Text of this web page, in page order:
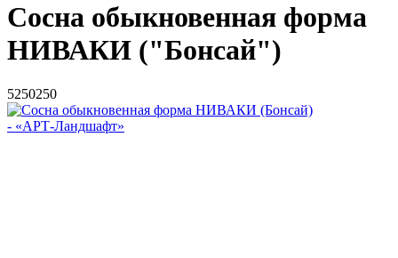
Сосна обыкновенная форма
НИВАКИ ("Бонсай")
5250250